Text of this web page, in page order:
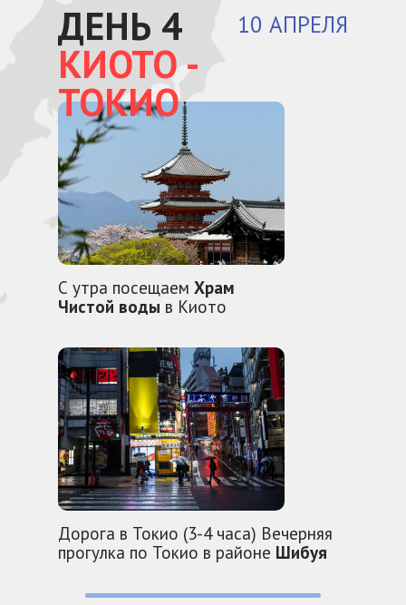
Дорога в Токио (3-4 часа) Вечерняя
прогулка по Токио в районе Шибуя
10 АПРЕЛЯ
ДЕНЬ 4
КИОТО -
ТОКИО
С утра посещаем Храм
Чистой воды в Киото